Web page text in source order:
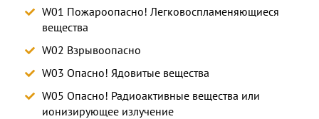
W01 Пожароопасно! Легковоспламеняющиеся
вещества
W02 Взрывоопасно
W03 Опасно! Ядовитые вещества
W05 Опасно! Радиоактивные вещества или
ионизирующее излучение